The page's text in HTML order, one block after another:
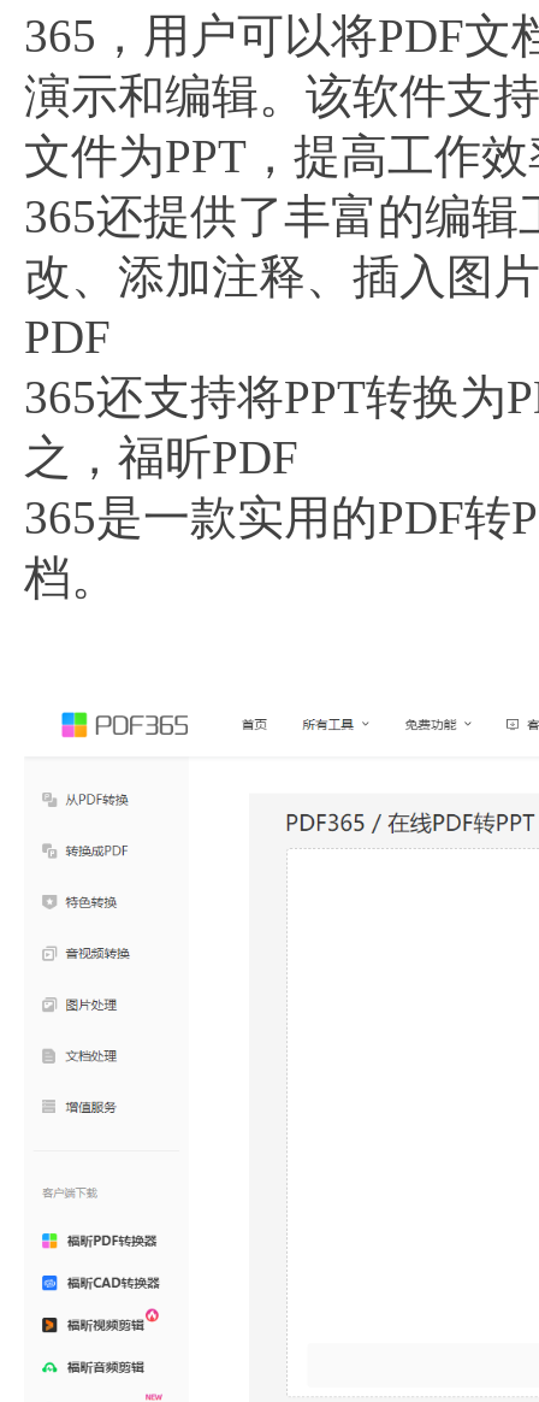
365，用户可以将PDF文
演示和编辑。该软件支
文件为PPT，提高工作
365还提供了丰富的编
改、添加注释、插入图
PDF
365还支持将PPT转换为
之，福昕PDF
365是一款实用的PDF转
档。